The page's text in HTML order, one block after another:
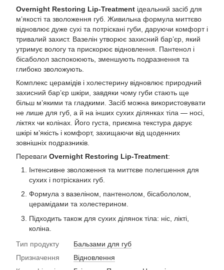
Overnight Restoring Lip-Treatment ідеальний засіб для
м’якості та зволоження губ. Живильна формула миттєво
відновлює дуже сухі та потріскані губи, даруючи комфорт і
тривалий захист. Вазелін утворює захисний бар’єр, який
утримує вологу та прискорює відновлення. Пантенол і
бісаболол заспокоюють, зменшують подразнення та
глибоко зволожують.
Комплекс церамідів і холестерину відновлює природний
захисний бар’єр шкіри, завдяки чому губи стають ще
більш м’якими та гладкими. Засіб можна використовувати
не лише для губ, а й на інших сухих ділянках тіла — носі,
ліктях чи колінах. Його густа, приємна текстура дарує
шкірі м’якість і комфорт, захищаючи від щоденних
зовнішніх подразників.
Переваги Overnight Restoring Lip-Treatment:
Інтенсивне зволоження та миттєве полегшення для
сухих і потрісканих губ.
Формула з вазеліном, пантенолом, бісабололом,
церамідами та холестерином.
Підходить також для сухих ділянок тіла: ніс, лікті,
коліна.
Тип продукту
Бальзами для губ
Призначення
Відновлення